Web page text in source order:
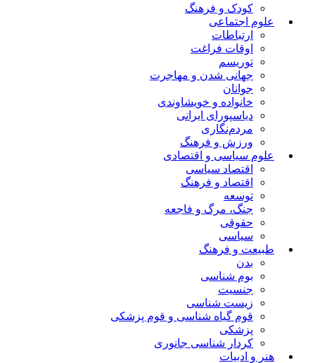
کودک و فرهنگ
علوم اجتماعی
ارتباطات
اوقات فراغت
توریسم
جهانی شدن و مهاجرت
جوانان
خانواده و خویشاوندی
دیاسپورای ایرانی
مردم‌نگاری
ورزش و فرهنگ
علوم سیاسی و اقتصادی
اقتصاد سیاسی
اقتصاد و فرهنگ
توسعه
جنگ، مرگ و فاجعه
حقوقی
سیاسی
طبیعت و فرهنگ
بدن
بوم شناسی
جنسیت
زیست شناسی
قوم گیاه شناسی و قوم پزشکی
پزشکی
کردار شناسی جانوری
هنر و ادبیات